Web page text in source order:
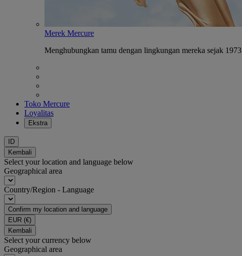
Merek Mercure
Menghubungkan tamu dengan lingkungan mereka sejak 1973
Toko Mercure
Loyalitas
Ekstra
ID
Kembali
Select your location and language below
Geographical area
Country/Region - Language
Confirm my location and language
EUR (€)
Kembali
Select your currency below
Geographical area